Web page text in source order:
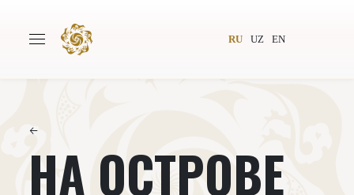
RU UZ EN
Авторы Всемирное общество
←
НА ОСТРОВЕ